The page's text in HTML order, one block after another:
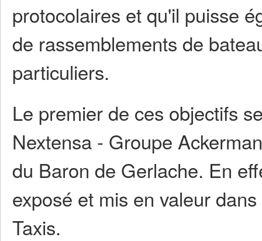
protocolaires et qu'il puisse
de rassemblements de
particuliers.
Le premier de ces objectifs
Nextensa - Groupe
du Baron de Gerlache. En
exposé et mis en valeur
Taxis.